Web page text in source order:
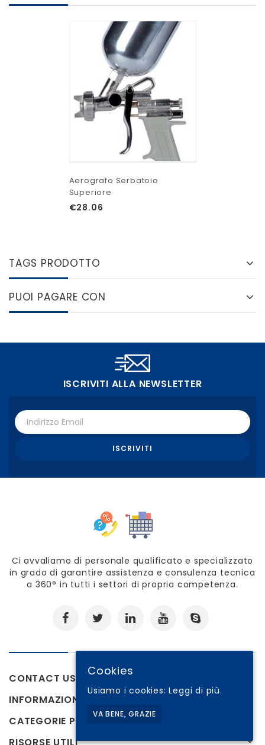
Aerografo Serbatoio
Superiore
€28.06
TAGS PRODOTTO
PUOI PAGARE CON
ISCRIVITI ALLA NEWSLETTER
Ci avvaliamo di personale qualificato e specializzato
in grado di garantire assistenza e consulenza tecnica
a 360° in tutti i settori di propria competenza.
CONTACT US
INFORMAZIONI
CATEGORIE PRODOTTI
Cookies
Usiamo i cookies:Leggi di più.
VA BENE, GRAZIE